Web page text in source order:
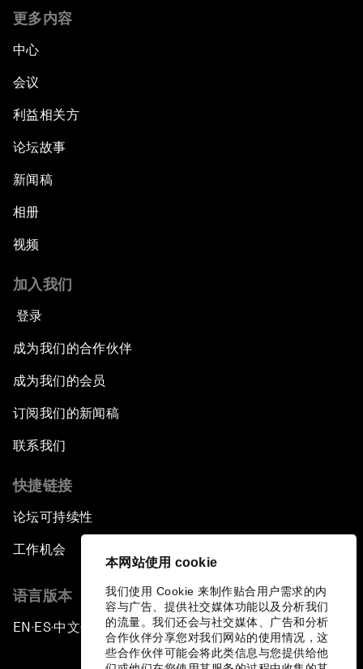
本网站使用 cookie
我们使用 Cookie 来制作贴合用户需求的内
容与广告、提供社交媒体功能以及分析我们
的流量。我们还会与社交媒体、广告和分析
合作伙伴分享您对我们网站的使用情况，这
些合作伙伴可能会将此类信息与您提供给他
更多内容
中心
会议
利益相关方
论坛故事
新闻稿
相册
视频
加入我们
登录
成为我们的合作伙伴
成为我们的会员
订阅我们的新闻稿
联系我们
快捷链接
论坛可持续性
工作机会
语言版本
EN ▪ ES▪中文▪ 日本語